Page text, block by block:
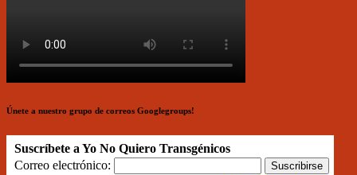
Únete a nuestro grupo de correos Googlegroups!
Suscríbete a Yo No Quiero Transgénicos
Correo electrónico: